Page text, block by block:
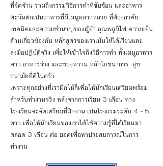
ที่จัดจ้าน รวมถึงกรรมวิธีการทำที่ซับซ้อน และอาหาร
ตะวันตกเป็นอาหารที่มีเมนูหลากหลาย ที่ต้องอาศัย
เทคนิคและความชำนาญของผู้ทำ อุณหภูมิไฟ ความเย็น
ล้วนเกี่ยวข้องกัน หลักสูตรของเราเน้นให้ได้เรียนและ
ลงมือปฏิบัติจริง เพื่อให้เข้าใจถึงวิธีการทำ ทั้งเมนูอาหาร
คาว อาหารว่าง และของหวาน หลักโภชนาการ สุข
อนามัยที่ดีในครัว
เพราะทุกอย่างที่เราฝึกให้ก็เพื่อให้นักเรียนเตรียมพร้อม
สำหรับทำงานจริง หลังจากการเรียน 3 เดือน ทาง
โรงเรียนจะจัดเตรียมที่ฝึกงาน เป็นโรงแรมระดับ 4 - 5
ดาว เพื่อให้นักเรียนของเราได้ใช้ความรู้ที่ได้เรียนมา
ตลอด 3 เดือน ต่อ ยอดเพื่อหาประสบการณ์ในการ
ทำงาน